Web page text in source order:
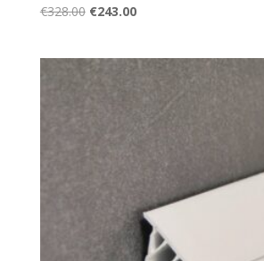
€328.00 Original
€328.00.
€243.00Current
€243.00.